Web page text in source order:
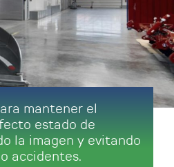
mantener el
estado de
la imagen y evitando
accidentes.